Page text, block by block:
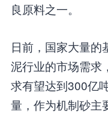
良原料之一。
日前，国家大量的
泥行业的市场需求
求有望达到300亿
量，作为机制砂主